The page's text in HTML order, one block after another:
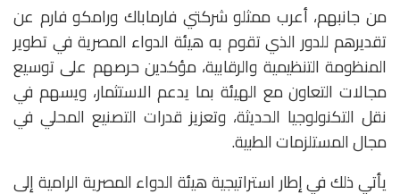
من جانبهم، أعرب ممثلو شركتي فارماباك ورامكو فارم عن
تقديرهم للدور الذي تقوم به هيئة الدواء المصرية في تطوير
المنظومة التنظيمية والرقابية، مؤكدين حرصهم على توسيع
مجالات التعاون مع الهيئة بما يدعم الاستثمار، ويسهم في
نقل التكنولوجيا الحديثة، وتعزيز قدرات التصنيع المحلي في
مجال المستلزمات الطبية.
يأتي ذلك في إطار استراتيجية هيئة الدواء المصرية الرامية إلى